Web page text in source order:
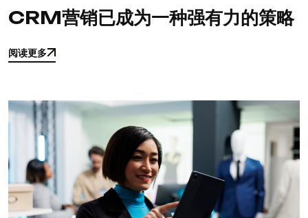
CRM营销已成为一种强有力的策略
阅读更多
阅读更多